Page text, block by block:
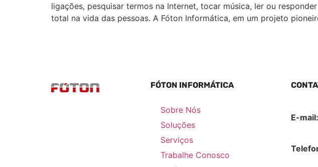
ligações, pesquisar termos na Internet, tocar música, ler ou
total na vida das pessoas. A Fóton Informática, em um projeto
FÓTON INFORMÁTICA
Sobre Nós
Soluções
Serviços
Trabalhe Conosco
E-mail: